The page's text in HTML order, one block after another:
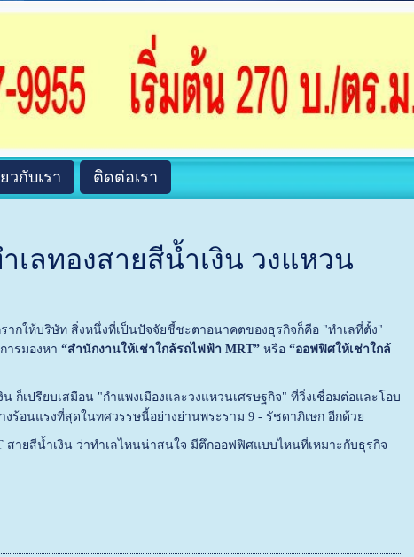
วกับเรา ติดต่อเรา
เลทองสายสีน้ำเงิน วงแหวน
ากให้บริษัท สิ่งหนึ่งที่เป็นปัจจัยชี้ชะตาอนาคตของธุรกิจก็คือ "ทำเลที่ตั้ง"
ารมองหา “สำนักงานให้เช่าใกล้รถไฟฟ้า MRT”หรือ “ออฟฟิศให้เช่าใกล้
ก็เปรียบเสมือน "กำแพงเมืองและวงแหวนเศรษฐกิจ" ที่วิ่งเชื่อมต่อและโอบ
ร้อนแรงที่สุดในทศวรรษนี้อย่างย่านพระราม 9 - รัชดาภิเษก อีกด้วย
ายสีน้ำเงิน ว่าทำเลไหนน่าสนใจ มีตึกออฟฟิศแบบไหนที่เหมาะกับธุรกิจ